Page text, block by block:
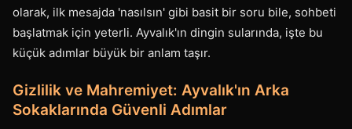
olarak, ilk mesajda 'nasılsın' gibi basit bir soru bile, sohbeti
başlatmak için yeterli. Ayvalık'ın dingin sularında, işte bu
küçük adımlar büyük bir anlam taşır.
Gizlilik ve Mahremiyet: Ayvalık'ın Arka
Sokaklarında Güvenli Adımlar